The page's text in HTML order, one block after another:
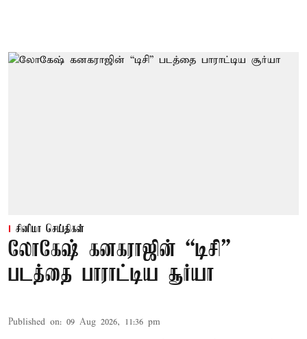
சினிமா செய்திகள்
லோகேஷ் கனகராஜின் “டிசி”
படத்தை பாராட்டிய சூர்யா
Published on: 09 Aug 2026, 11:36 pm